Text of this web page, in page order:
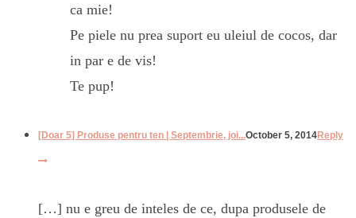
ca mie!
Pe piele nu prea suport eu uleiul de cocos, dar
in par e de vis!
Te pup!
[Doar 5] Produse pentru ten | Septembrie, joi...October 5, 2014Reply
[…] nu e greu de inteles de ce, dupa produsele de